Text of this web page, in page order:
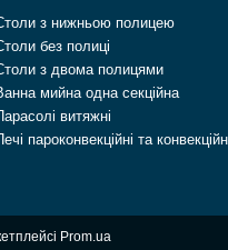
з нижньою полицею
без полиці
з двома полицями
мийна одна секційна
витяжні
пароконвекційні та
Prom.ua